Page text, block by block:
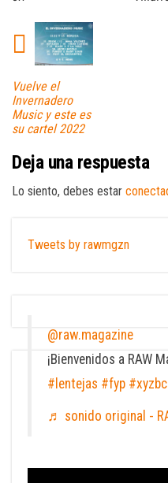
Vuelve el
Invernadero
Music y este es
su cartel 2022
Deja una respuesta
Lo siento, debes estar
Tweets by rawmgzn
@raw.magazine
¡Bienvenidos a RAW
#lentejas #fyp
♬ sonido original -